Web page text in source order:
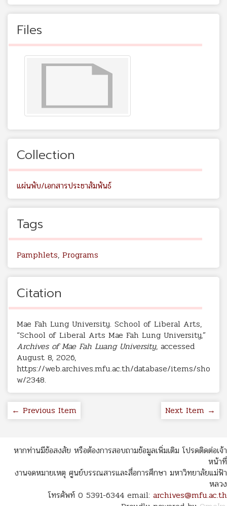
Files
Collection
แผ่นพับ/เอกสารประชาสัมพันธ์
Tags
Pamphlets, Programs
Citation
Mae Fah Lung University. School of Liberal Arts,
“School of Liberal Arts Mae Fah Lung University,”
Archives of Mae Fah Luang University, accessed
August 8, 2026,
https://web.archives.mfu.ac.th/database/items/sho
w/2348.
← Previous Item Next Item →
หากท่านมีข้อสงสัย หรือต้องการสอบถามข้อมูลเพิ่มเติม โปรดติดต่อเจ้า
หน้าที่
งานจดหมายเหตุ ศูนย์บรรณสารและสื่อการศึกษา มหาวิทยาลัยแม่ฟ้า
หลวง
โทรศัพท์ 0 5391-6344 email: archives@mfu.ac.th